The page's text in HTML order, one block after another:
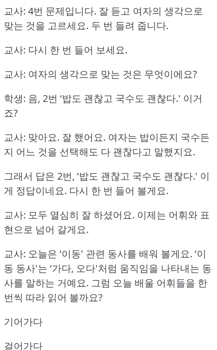
교사: 4번 문제입니다. 잘 듣고 여자의 생각으로
맞는 것을 고르세요. 두 번 들려 줍니다.
교사: 다시 한 번 들어 보세요.
교사: 여자의 생각으로 맞는 것은 무엇이에요?
학생: 음, 2번 ‘밥도 괜찮고 국수도 괜찮다.' 이거
죠?
교사: 맞아요. 잘 했어요. 여자는 밥이든지 국수든
지 어느 것을 선택해도 다 괜찮다고 말했지요.
그래서 답은 2번, ‘밥도 괜찮고 국수도 괜찮다.' 이
게 정답이네요. 다시 한 번 들어 볼게요.
교사: 모두 열심히 잘 하셨어요. 이제는 어휘와 표
현으로 넘어 갈게요.
교사: 오늘은 ‘이동' 관련 동사를 배워 볼게요. ‘이
동 동사'는 ‘가다, 오다'처럼 움직임을 나타내는 동
사를 말하는 거예요. 그럼 오늘 배울 어휘들을 한
번씩 따라 읽어 볼까요?
기어가다
걸어가다